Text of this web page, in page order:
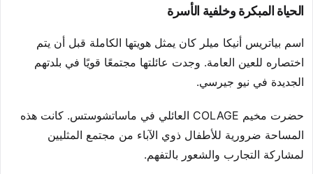
الحياة المبكرة وخلفية الأسرة
اسم بياتريس أنيكا ميلر كان يمثل هويتها الكاملة قبل أن يتم
اختصاره للعين العامة. وجدت عائلتها مجتمعًا قويًا في بلدتهم
الجديدة في نيو جيرسي.
حضرت مخيم COLAGE العائلي في ماساتشوستس. كانت هذه
المساحة ضرورية للأطفال ذوي الآباء من مجتمع المثليين
لمشاركة التجارب والشعور بالتفهم.